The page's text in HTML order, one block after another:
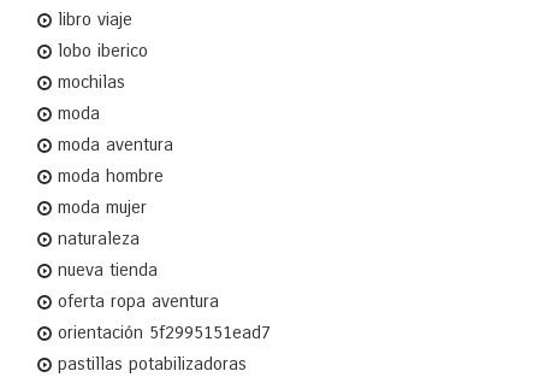
libro viaje
lobo iberico
mochilas
moda
moda aventura
moda hombre
moda mujer
naturaleza
nueva tienda
oferta ropa aventura
orientación 5f2995151ead7
pastillas potabilizadoras